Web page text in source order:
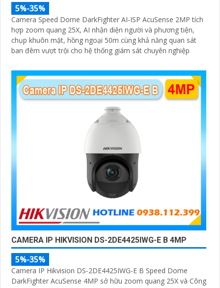
5%-35%
Camera Speed Dome DarkFighter AI-ISP AcuSense 2MP tích
hợp zoom quang 25X, AI nhận diện người và phương tiện,
chụp khuôn mặt, hồng ngoại 50m cùng khả năng quan sát
ban đêm vượt trội cho hệ thống giám sát chuyên nghiệp
CAMERA IP HIKVISION DS-2DE4425IWG-E B 4MP
5%-35%
Camera IP Hikvision DS-2DE4425IWG-E B Speed Dome
DarkFighter AcuSense 4MP sở hữu zoom quang 25X và Công